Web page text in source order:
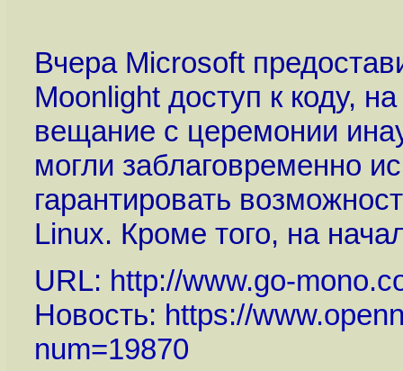
Вчера Microsoft
Moonlight доступ к коду,
вещание с церемонии
могли заблаговременно
гарантировать
Linux. Кроме того, на
URL: http://www.go-
Новость: https://
num=19870